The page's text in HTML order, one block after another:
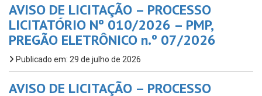
AVISO DE LICITAÇÃO – PROCESSO
LICITATÓRIO Nº 010/2026 – PMP,
PREGÃO ELETRÔNICO n.º 07/2026
Publicado em: 29 de julho de 2026
AVISO DE LICITAÇÃO – PROCESSO